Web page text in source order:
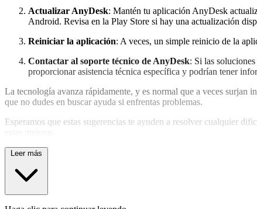
Actualizar AnyDesk: Mantén tu aplicación AnyDesk
Android. Revisa en la Play Store si hay una actualización
Reiniciar la aplicación: A veces, un simple reinicio de la
Contactar al soporte técnico de AnyDesk: Si las
proporcionar asistencia técnica específica y podrían tener
La tecnología avanza rápidamente, y es normal que a veces surjan
que no dudes en buscar ayuda si enfrentas problemas.
Esperamos que estas sugerencias te ayuden a resolver cualquier
Leer más